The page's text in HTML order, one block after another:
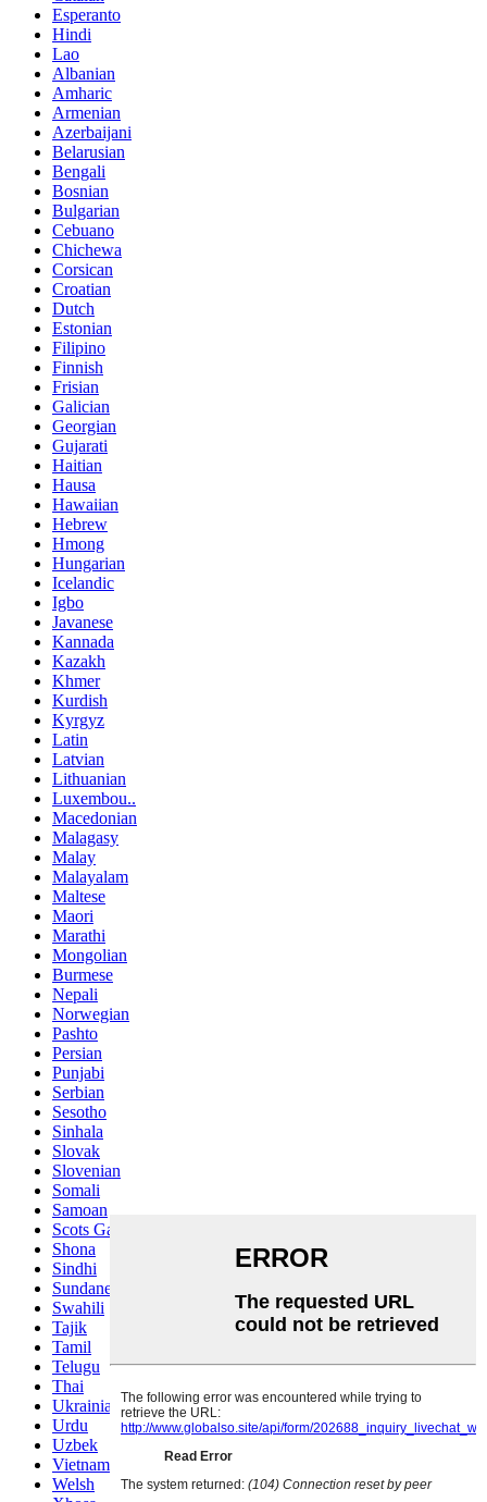
Esperanto
Hindi
Lao
Albanian
Amharic
Armenian
Azerbaijani
Belarusian
Bengali
Bosnian
Bulgarian
Cebuano
Chichewa
Corsican
Croatian
Dutch
Estonian
Filipino
Finnish
Frisian
Galician
Georgian
Gujarati
Haitian
Hausa
Hawaiian
Hebrew
Hmong
Hungarian
Icelandic
Igbo
Javanese
Kannada
Kazakh
Khmer
Kurdish
Kyrgyz
Latin
Latvian
Lithuanian
Luxembou..
Macedonian
Malagasy
Malay
Malayalam
Maltese
Maori
Marathi
Mongolian
Burmese
Nepali
Norwegian
Pashto
Persian
Punjabi
Serbian
Sesotho
Sinhala
Slovak
Slovenian
Somali
Samoan
Scots Gaelic
Shona
Sindhi
Sundanese
Swahili
Tajik
Tamil
Telugu
Thai
Ukrainian
Urdu
Uzbek
Vietnamese
Welsh